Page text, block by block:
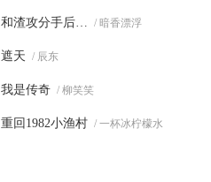
和渣攻分手后… / 暗香漂浮
遮天 / 辰东
我是传奇 / 柳笑笑
重回1982小渔村 / 一杯冰柠檬水